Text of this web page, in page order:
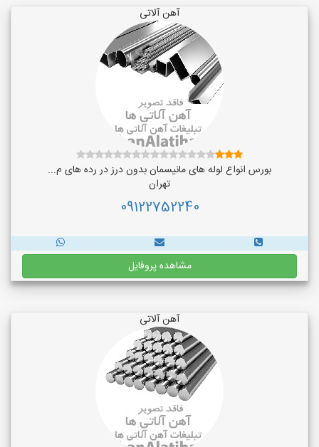
آهن آلاتی
بورس انواع لوله های مانیسمان بدون درز در رده های م...
تهران
09122752240
مشاهده پروفایل
آهن آلاتی